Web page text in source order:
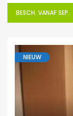
BESCH. VANAF SEP.
NIEUW